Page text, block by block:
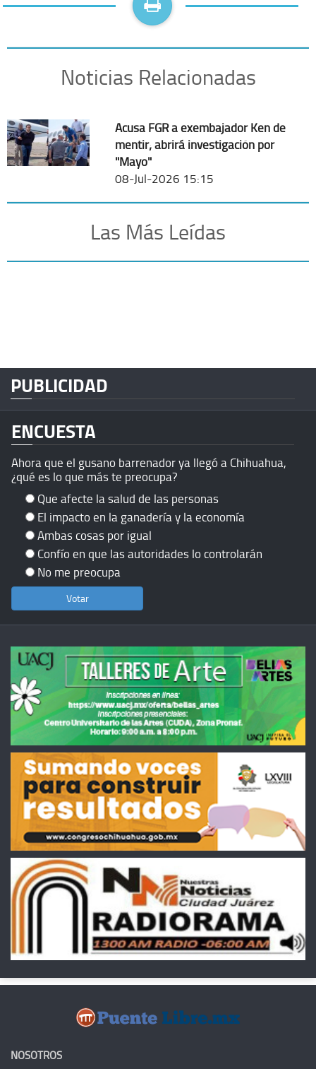
Noticias Relacionadas
Acusa FGR a exembajador Ken de
mentir; abrirá investigación por
"Mayo"
08-Jul-2026 15:15
Las Más Leídas
PUBLICIDAD
ENCUESTA
Ahora que el gusano barrenador ya llegó a Chihuahua,
¿qué es lo que más te preocupa?
Que afecte la salud de las personas
El impacto en la ganadería y la economía
Ambas cosas por igual
Confío en que las autoridades lo controlarán
No me preocupa
NOSOTROS